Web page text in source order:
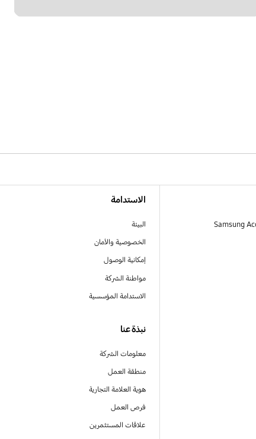
الاستدامة
البيئة
الخصوصية والأمان
إمكانية الوصول
مواطنة الشركة
الاستدامة المؤسسية
نبذة عنا
معلومات الشركة
منطقة العمل
هوية العلامة التجارية
فرص العمل
علاقات المستثمرين